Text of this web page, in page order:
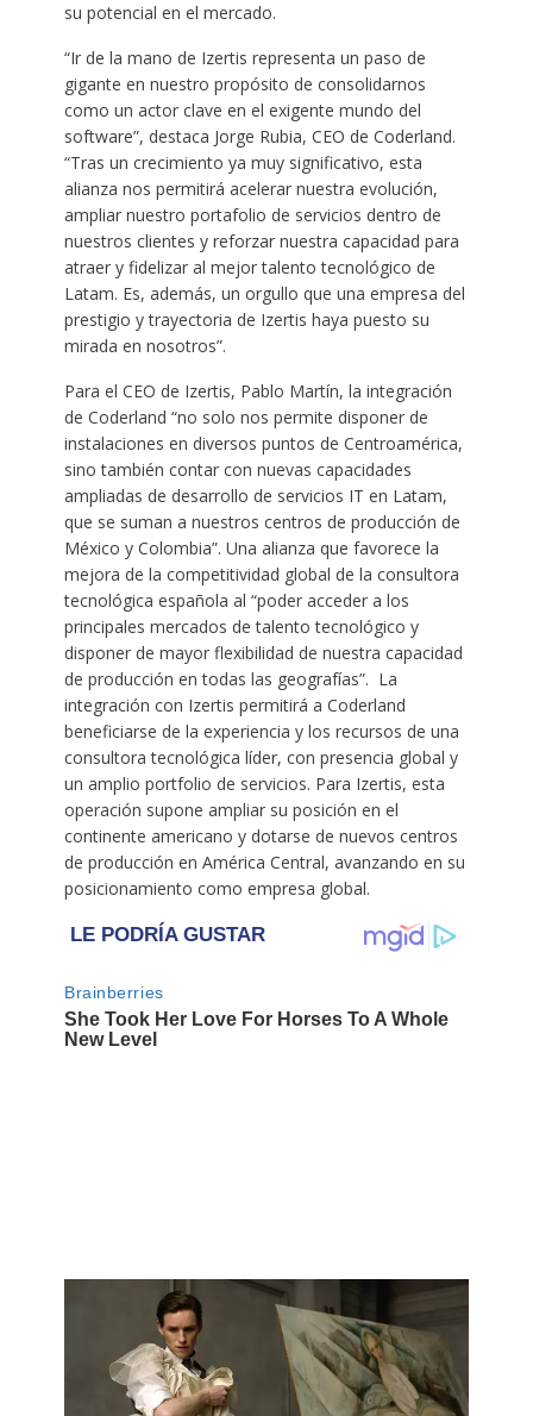
su potencial en el mercado.
“Ir de la mano de Izertis representa un paso de
gigante en nuestro propósito de consolidarnos
como un actor clave en el exigente mundo del
software”, destaca Jorge Rubia, CEO de Coderland.
“Tras un crecimiento ya muy significativo, esta
alianza nos permitirá acelerar nuestra evolución,
ampliar nuestro portafolio de servicios dentro de
nuestros clientes y reforzar nuestra capacidad para
atraer y fidelizar al mejor talento tecnológico de
Latam. Es, además, un orgullo que una empresa del
prestigio y trayectoria de Izertis haya puesto su
mirada en nosotros”.
Para el CEO de Izertis, Pablo Martín, la integración
de Coderland “no solo nos permite disponer de
instalaciones en diversos puntos de Centroamérica,
sino también contar con nuevas capacidades
ampliadas de desarrollo de servicios IT en Latam,
que se suman a nuestros centros de producción de
México y Colombia”. Una alianza que favorece la
mejora de la competitividad global de la consultora
tecnológica española al “poder acceder a los
principales mercados de talento tecnológico y
disponer de mayor flexibilidad de nuestra capacidad
de producción en todas las geografías”. La
integración con Izertis permitirá a Coderland
beneficiarse de la experiencia y los recursos de una
consultora tecnológica líder, con presencia global y
un amplio portfolio de servicios. Para Izertis, esta
operación supone ampliar su posición en el
continente americano y dotarse de nuevos centros
de producción en América Central, avanzando en su
posicionamiento como empresa global.